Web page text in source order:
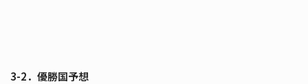
3-2．優勝国予想